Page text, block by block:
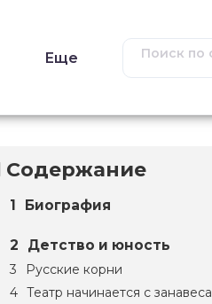
Еще
Содержание
Биография
Детство и юность
Русские корни
Театр начинается с занавеса